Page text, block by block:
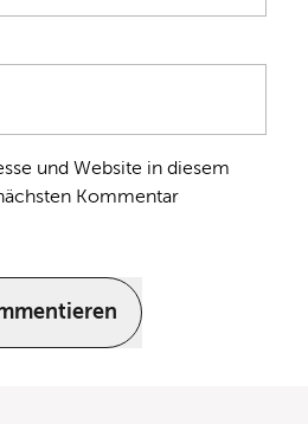
und Website in diesem
Kommentar